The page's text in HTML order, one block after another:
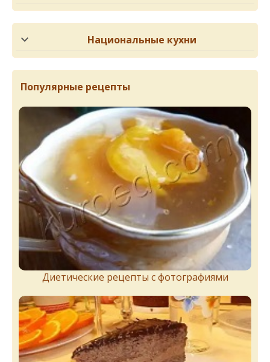
Национальные кухни
Популярные рецепты
Диетические рецепты с фотографиями